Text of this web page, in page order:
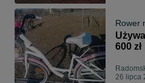
Rower
600 zł
26 lipca